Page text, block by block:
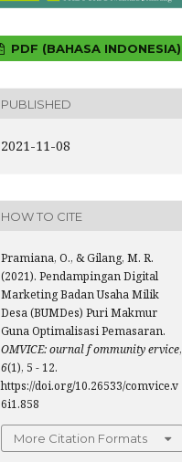
PDF (BAHASA INDONESIA)
PUBLISHED
2021-11-08
HOW TO CITE
Pramiana, O., & Gilang, M. R.
(2021). Pendampingan Digital
Marketing Badan Usaha Milik
Desa (BUMDes) Puri Makmur
Guna Optimalisasi Pemasaran.
OMVICE: ournal f ommunity ervice,
6(1), 5 - 12.
https://doi.org/10.26533/comvice.v
6i1.858
More Citation Formats